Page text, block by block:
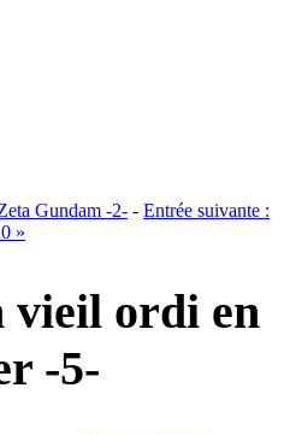
Gundam -2- - Entrée suivante :
»
vieil ordi en
-5-